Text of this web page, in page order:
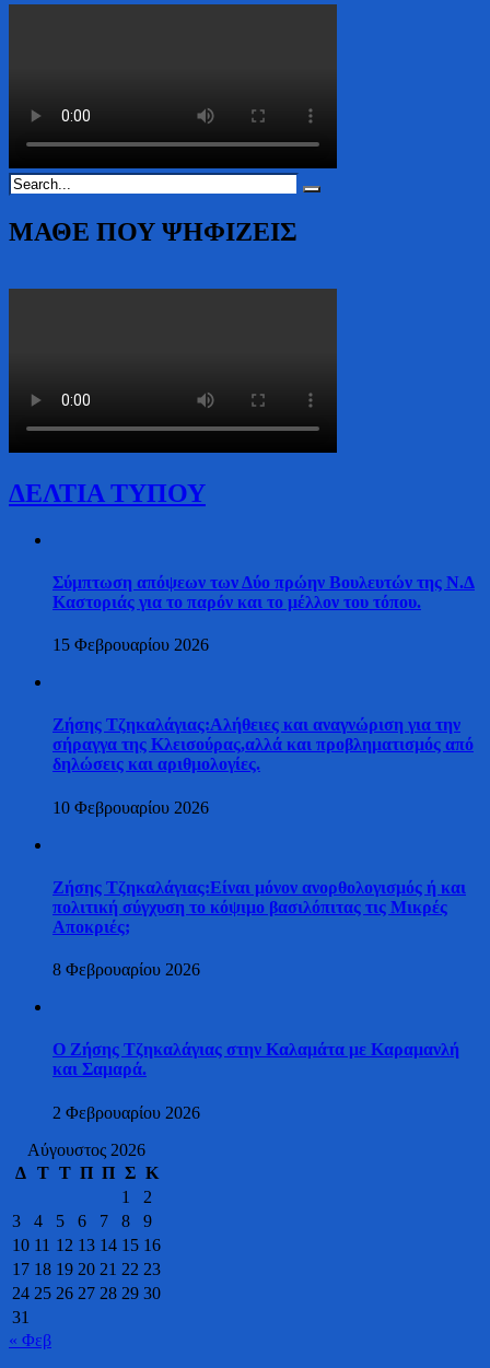
ΜΑΘΕ ΠΟΥ ΨΗΦΙΖΕΙΣ
ΔΕΛΤΙΑ ΤΥΠΟΥ
Σύμπτωση απόψεων των Δύο πρώην Βουλευτών της Ν.Δ
Καστοριάς για το παρόν και το μέλλον του τόπου.
15 Φεβρουαρίου 2026
Ζήσης Τζηκαλάγιας:Αλήθειες και αναγνώριση για την
σήραγγα της Κλεισούρας,αλλά και προβληματισμός από
δηλώσεις και αριθμολογίες.
10 Φεβρουαρίου 2026
Ζήσης Τζηκαλάγιας:Είναι μόνον ανορθολογισμός ή και
πολιτική σύγχυση το κόψιμο βασιλόπιτας τις Μικρές
Αποκριές;
8 Φεβρουαρίου 2026
Ο Ζήσης Τζηκαλάγιας στην Καλαμάτα με Καραμανλή
και Σαμαρά.
2 Φεβρουαρίου 2026
Αύγουστος 2026
Δ Τ Τ Π Π Σ Κ
1
2
3
4 5 6 7 8
9
10 11 12 13 14 15 16
17 18 19 20 21 22 23
24 25 26 27 28 29 30
31
« Φεβ